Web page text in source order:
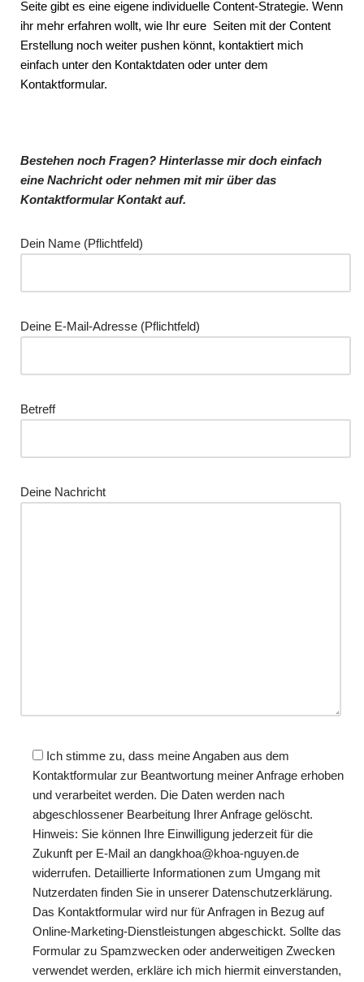
Seite gibt es eine eigene individuelle Content-Strategie. Wenn
ihr mehr erfahren wollt, wie Ihr eure Seiten mit der Content
Erstellung noch weiter pushen könnt, kontaktiert mich
einfach unter den Kontaktdaten oder unter dem
Kontaktformular.
Bestehen noch Fragen? Hinterlasse mir doch einfach
eine Nachricht oder nehmen mit mir über das
Kontaktformular Kontakt auf.
Dein Name (Pflichtfeld)
Deine E-Mail-Adresse (Pflichtfeld)
Betreff
Deine Nachricht
Ich stimme zu, dass meine Angaben aus dem
Kontaktformular zur Beantwortung meiner Anfrage erhoben
und verarbeitet werden. Die Daten werden nach
abgeschlossener Bearbeitung Ihrer Anfrage gelöscht.
Hinweis: Sie können Ihre Einwilligung jederzeit für die
Zukunft per E-Mail an dangkhoa@khoa-nguyen.de
widerrufen. Detaillierte Informationen zum Umgang mit
Nutzerdaten finden Sie in unserer Datenschutzerklärung.
Das Kontaktformular wird nur für Anfragen in Bezug auf
Online-Marketing-Dienstleistungen abgeschickt. Sollte das
Formular zu Spamzwecken oder anderweitigen Zwecken
verwendet werden, erkläre ich mich hiermit einverstanden,